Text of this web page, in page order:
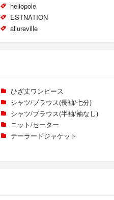
heliopole
ESTNATION
allureville
ひざ丈ワンピース
シャツ/ブラウス(長袖/七分)
シャツ/ブラウス(半袖/袖なし)
ニット/セーター
テーラードジャケット